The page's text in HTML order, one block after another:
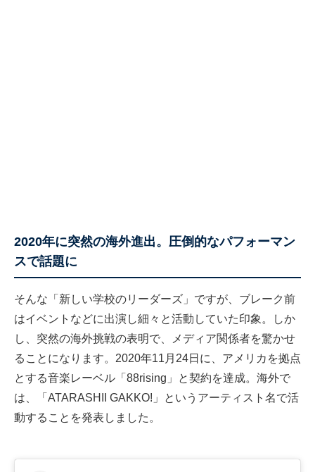
2020年に突然の海外進出。圧倒的なパフォーマン
スで話題に
そんな「新しい学校のリーダーズ」ですが、ブレーク前
はイベントなどに出演し細々と活動していた印象。しか
し、突然の海外挑戦の表明で、メディア関係者を驚かせ
ることになります。2020年11月24日に、アメリカを拠点
とする音楽レーベル「88rising」と契約を達成。海外で
は、「ATARASHII GAKKO!」というアーティスト名で活
動することを発表しました。